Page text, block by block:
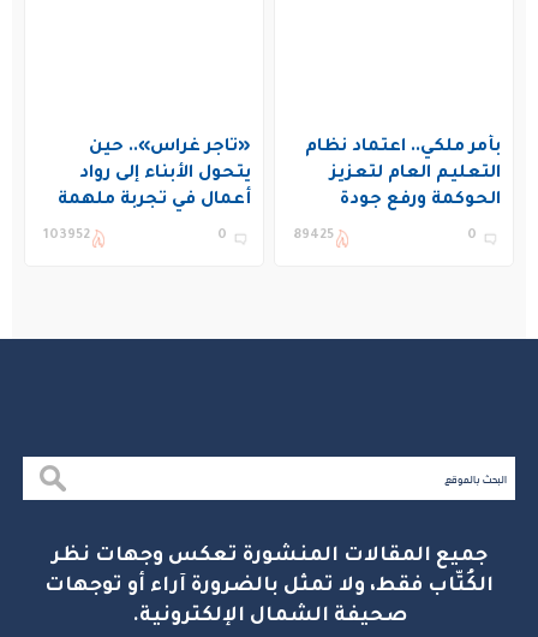
بأمر ملكي.. اعتماد نظام
التعليم العام لتعزيز
الحوكمة ورفع جودة
التعليم في المملكة
0
89425
«تاجر غراس».. حين
يتحول الأبناء إلى رواد
أعمال في تجربة ملهمة
بنادي غراس الصيفي
0
103952
جميع المقالات المنشورة تعكس وجهات نظر
الكُتّاب فقط، ولا تمثل بالضرورة آراء أو توجهات
صحيفة الشمال الإلكترونية.